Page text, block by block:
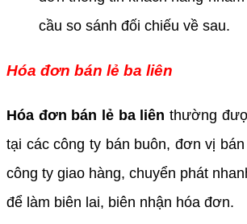
cầu so sánh đối chiếu về sau.
Hóa đơn bán lẻ ba liên
Hóa đơn bán lẻ ba liên thường
tại các công ty bán buôn, đơn vị
công ty giao hàng, chuyển phát
để làm biên lai, biên nhận hóa đơn.